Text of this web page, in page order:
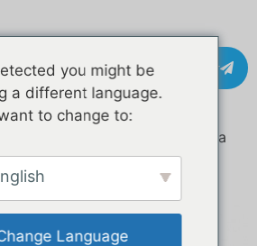
Контакт
Се продава приколка за храна
you might be
a different language.
to change to:
Language